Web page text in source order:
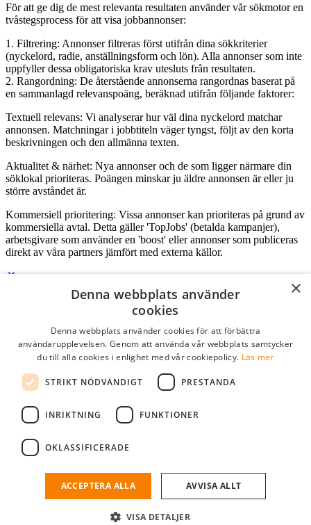
För att ge dig de mest relevanta resultaten använder vår sökmotor en
tvåstegsprocess för att visa jobbannonser:
1. Filtrering: Annonser filtreras först utifrån dina sökkriterier
(nyckelord, radie, anställningsform och lön). Alla annonser som inte
uppfyller dessa obligatoriska krav utesluts från resultaten.
2. Rangordning: De återstående annonserna rangordnas baserat på
en sammanlagd relevanspoäng, beräknad utifrån följande faktorer:
Textuell relevans: Vi analyserar hur väl dina nyckelord matchar
annonsen. Matchningar i jobbtiteln väger tyngst, följt av den korta
beskrivningen och den allmänna texten.
Aktualitet & närhet: Nya annonser och de som ligger närmare din
söklokal prioriteras. Poängen minskar ju äldre annonsen är eller ju
större avståndet är.
Kommersiell prioritering: Vissa annonser kan prioriteras på grund av
kommersiella avtal. Detta gäller 'TopJobs' (betalda kampanjer),
arbetsgivare som använder en 'boost' eller annonser som publiceras
direkt av våra partners jämfört med externa källor.
Logga in som företag
Lösenord
kom ihåg mig
logga in
Kostnadsfri företagsprofil
och söka efter passande kandidater till ditt företag.
×
Denna webbplats använder
cookies
Denna webbplats använder cookies för att förbättra
användarupplevelsen. Genom att använda vår webbplats samtycker
du till alla cookies i enlighet med vår cookiepolicy. Läs mer
STRIKT NÖDVÄNDIGT PRESTANDA
INRIKTNING FUNKTIONER
OKLASSIFICERADE
ACCEPTERA ALLA AVVISA ALLT
VISA DETALJER